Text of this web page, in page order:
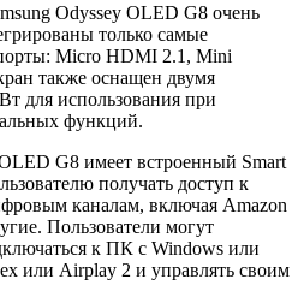
Odyssey OLED G8 очень
только самые
Micro HDMI 2.1, Mini
также оснащен двумя
для использования при
функций.
G8 имеет встроенный Smart
получать доступ к
каналам, включая Amazon
Пользователи могут
к ПК с Windows или
или Airplay 2 и управлять своим